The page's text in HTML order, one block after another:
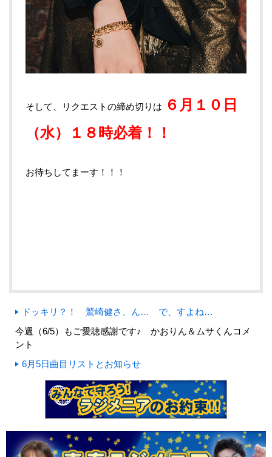
そして、リクエストの締め切りは
６月１０日
（水）１８時必着！！
お待ちしてまーす！！！
ドッキリ？！ 鷲崎健さ、ん… で、すよね…
今週（6/5）もご愛聴感謝です♪ かおりん＆ムサくんコメ
ント
6月5日曲目リストとお知らせ